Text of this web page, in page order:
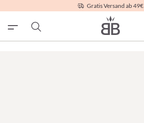
Gratis Versand ab 49€